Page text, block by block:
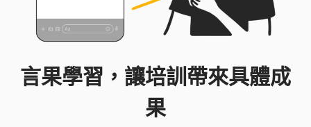
言果學習，讓培訓帶來具體成
果